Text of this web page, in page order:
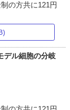
の方共に121円
デル細胞の分岐